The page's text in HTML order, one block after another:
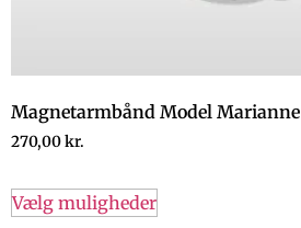
Magnetarmbånd Model Marianne
270,00kr.
Vælg muligheder